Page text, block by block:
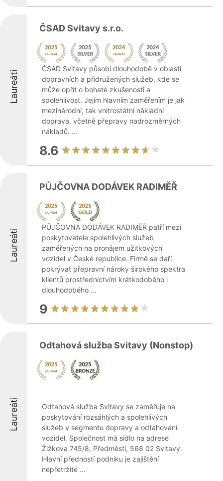
Laureáti
ČSAD Svitavy s.r.o.
ČSAD Svitavy působí dlouhodobě v oblasti
dopravních a přidružených služeb, kde se
může opřít o bohaté zkušenosti a
spolehlivost. Jejím hlavním zaměřením je jak
mezinárodní, tak vnitrostátní nákladní
doprava, včetně přepravy nadrozměrných
nákladů. ...
8.6
Laureáti
PŮJČOVNA DODÁVEK RADIMĚŘ
PŮJČOVNA DODÁVEK RADIMĚŘ patří mezi
poskytovatele spolehlivých služeb
zaměřených na pronájem užitkových
vozidel v České republice. Firmě se daří
pokrývat přepravní nároky širokého spektra
klientů prostřednictvím krátkodobého i
dlouhodobého ...
9
Laureáti
Odtahová služba Svitavy (Nonstop)
Odtahová služba Svitavy se zaměřuje na
poskytování rozsáhlých a spolehlivých
služeb v segmentu dopravy a odtahování
vozidel. Společnost má sídlo na adrese
Žižkova 745/8, Předměstí, 568 02 Svitavy.
Hlavní předností podniku je zajištění
nepřetržité ...